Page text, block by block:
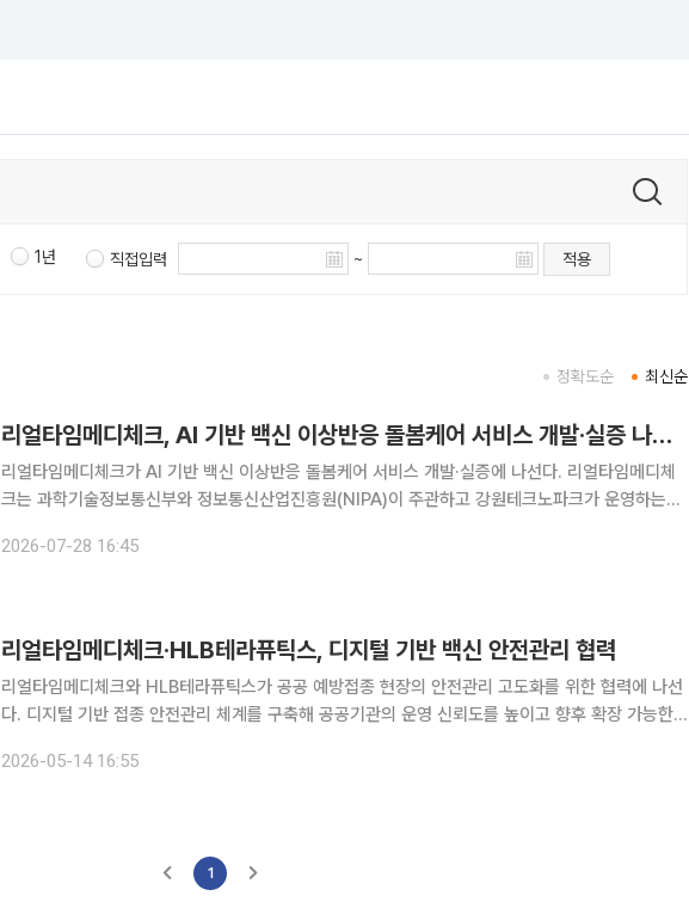
1년 직접입력 ~ 적용
최신순
정확도순
리얼타임메디체크, AI 기반 백신 이상반응 돌봄케어 서비스 개발·실증 나선다
리얼타임메디체크가 AI 기반 백신 이상반응 돌봄케어 서비스 개발·실증에 나선다. 리얼타임메디체
크는 과학기술정보통신부와 정보통신산업진흥원(NIPA)이 주관하고 강원테크노파크가 운영하는
밝혔다. 사업의 공공 실증기관으로 춘천시보건소, 민간 실증기관으로
2026-07-28 16:45
리얼타임메디체크·HLB테라퓨틱스, 디지털 기반 백신 안전관리 협력
리얼타임메디체크와 HLB테라퓨틱스가 공공 예방접종 현장의 안전관리 고도화를 위한 협력에 나선
다. 디지털 기반 접종 안전관리 체계를 구축해 공공기관의 운영 신뢰도를 높이고 향후 확장 가능한
라퓨틱스는 예방접종 안전관리 플랫폼 구축과 공공기관 연계 사업 확대를
2026-05-14 16:55
1